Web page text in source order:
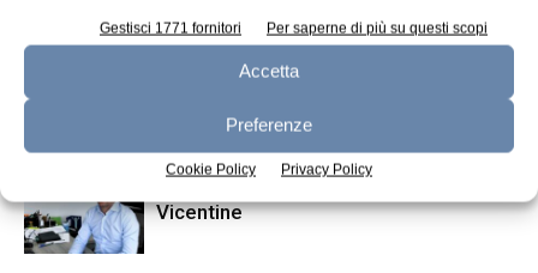
Gestisci 1771 fornitori Per saperne di più su questi scopi
Accetta
Preferenze
Cookie Policy Privacy Policy
Dalter riceve finanziamento da Intesa
Nuovo direttore generale per Latterie
Vicentine